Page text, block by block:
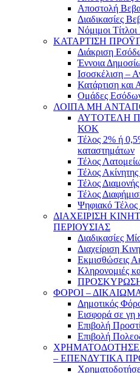
Αποστολή
Διαδικασίες
Νόμιμοι
ΚΑΤΑΡΤΙΣΗ
Διάκριση
Έννοια
Ισοσκέλιση –
Κατάρτιση και
Ομάδες
ΛΟΙΠΑ ΜΗ
ΑΥΤΟΤΕΛΗ
ΚΟΚ
Τέλος 2% ή
καταστημάτων
Τέλος
Τέλος
Τέλος
Τέλος
Ψηφιακό Τέλος
ΔΙΑΧΕΙΡΙΣΗ
ΠΕΡΙΟΥΣΙΑΣ
Διαδικασίες
Διαχείριση
Εκμισθώσεις
Κληρονομιές
ΦΟΡΟΙ –
Δημοτικός
Εισφορά σε γη
Επιβολή
Επιβολή
– ΕΠΕΝΔΥΤΙΚΑ